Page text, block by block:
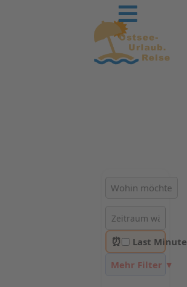
⏰
Last Minute
Mehr Filter ▼